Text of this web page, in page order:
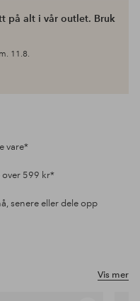
på alt i vår outlet. Bruk
11.8.
vare*
over 599 kr*
senere eller dele opp
Vis mer